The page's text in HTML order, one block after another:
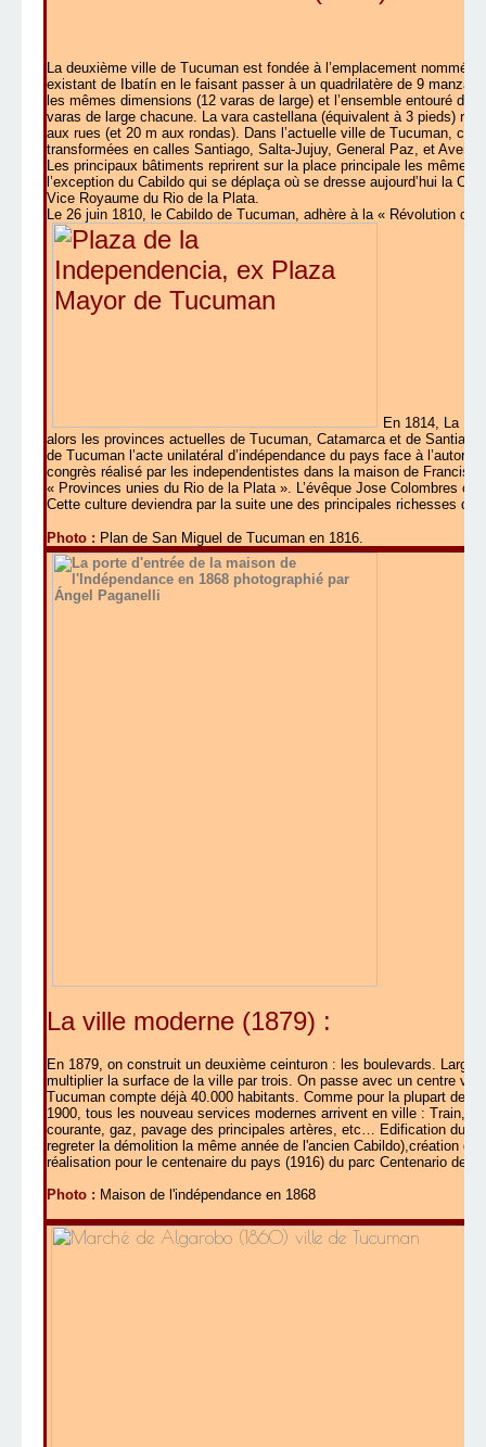
La deuxième ville de Tucuman est fondée à l’emplacement nommé
existant de Ibatín en le faisant passer à un quadrilatère de 9
les mêmes dimensions (12 varas de large) et l’ensemble entouré de
varas de large chacune. La vara castellana (équivalent à 3 pieds)
aux rues (et 20 m aux rondas). Dans l’actuelle ville de Tucuman, ce
transformées en calles Santiago, Salta-Jujuy, General Paz, et
Les principaux bâtiments reprirent sur la place principale les mêmes
l’exception du Cabildo qui se déplaça où se dresse aujourd’hui la
Vice Royaume du Rio de la Plata.
Le 26 juin 1810, le Cabildo de Tucuman, adhère à la « Révolution de
En 1814, La
alors les provinces actuelles de Tucuman, Catamarca et de
de Tucuman l’acte unilatéral d’indépendance du pays face à
congrès réalisé par les independentistes dans la maison de
« Provinces unies du Rio de la Plata ». L’évêque Jose Colombres
Cette culture deviendra par la suite une des principales richesses de
Photo : Plan de San Miguel de Tucuman en 1816.
La ville moderne (1879) :
En 1879, on construit un deuxième ceinturon : les boulevards.
multiplier la surface de la ville par trois. On passe avec un centre
Tucuman compte déjà 40.000 habitants. Comme pour la plupart des
1900, tous les nouveau services modernes arrivent en ville : Train,
courante, gaz, pavage des principales artères, etc… Edification du
regreter la démolition la même année de l'ancien Cabildo),création
réalisation pour le centenaire du pays (1916) du parc Centenario
Photo : Maison de l'indépendance en 1868